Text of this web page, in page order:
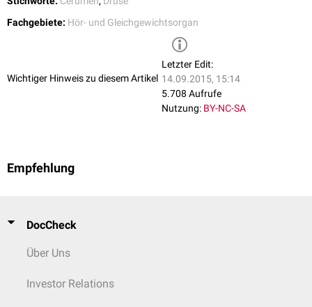
Fachgebiete: Hör- und Gleichgewichtsorgan
Wichtiger Hinweis zu diesem Artikel
Letzter Edit:
14.09.2015, 15:14
5.708 Aufrufe
Nutzung: BY-NC-SA
Empfehlung
DocCheck
Über Uns
Investor Relations